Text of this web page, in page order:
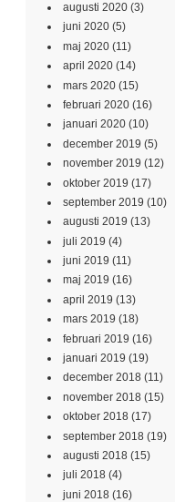
augusti 2020 (3)
juni 2020 (5)
maj 2020 (11)
april 2020 (14)
mars 2020 (15)
februari 2020 (16)
januari 2020 (10)
december 2019 (5)
november 2019 (12)
oktober 2019 (17)
september 2019 (10)
augusti 2019 (13)
juli 2019 (4)
juni 2019 (11)
maj 2019 (16)
april 2019 (13)
mars 2019 (18)
februari 2019 (16)
januari 2019 (19)
december 2018 (11)
november 2018 (15)
oktober 2018 (17)
september 2018 (19)
augusti 2018 (15)
juli 2018 (4)
juni 2018 (16)